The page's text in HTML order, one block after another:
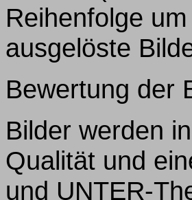
Reihenfolge
ausgelöste
Bewertung der
Bilder werden
Qualität und
und UNTER-